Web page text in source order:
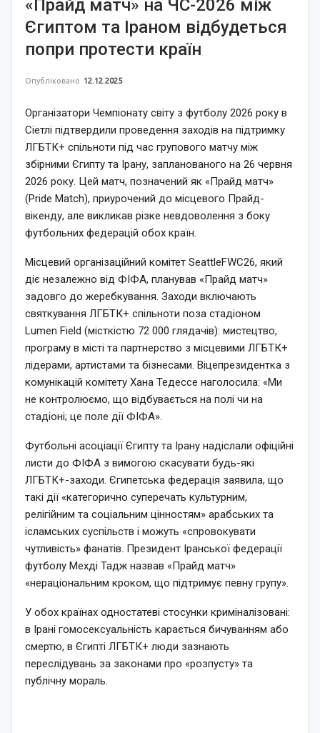
«Прайд матч» на ЧС-2026 між
Єгиптом та Іраном відбудеться
попри протести країн
Опубліковано 12.12.2025
Організатори Чемпіонату світу з футболу 2026 року в
Сіетлі підтвердили проведення заходів на підтримку
ЛГБТК+ спільноти під час групового матчу між
збірними Єгипту та Ірану, запланованого на 26 червня
2026 року. Цей матч, позначений як «Прайд матч»
(Pride Match), приурочений до місцевого Прайд-
вікенду, але викликав різке невдоволення з боку
футбольних федерацій обох країн.
Місцевий організаційний комітет SeattleFWC26, який
діє незалежно від ФІФА, планував «Прайд матч»
задовго до жеребкування. Заходи включають
святкування ЛГБТК+ спільноти поза стадіоном
Lumen Field (місткістю 72 000 глядачів): мистецтво,
програму в місті та партнерство з місцевими ЛГБТК+
лідерами, артистами та бізнесами. Віцепрезидентка з
комунікацій комітету Хана Тедессе наголосила: «Ми
не контролюємо, що відбувається на полі чи на
стадіоні; це поле дії ФІФА».
Футбольні асоціації Єгипту та Ірану надіслали офіційні
листи до ФІФА з вимогою скасувати будь-які
ЛГБТК+-заходи. Єгипетська федерація заявила, що
такі дії «категорично суперечать культурним,
релігійним та соціальним цінностям» арабських та
ісламських суспільств і можуть «спровокувати
чутливість» фанатів. Президент Іранської федерації
футболу Мехді Тадж назвав «Прайд матч»
«нераціональним кроком, що підтримує певну групу».
У обох країнах одностатеві стосунки криміналізовані:
в Ірані гомосексуальність карається бичуванням або
смертю, в Єгипті ЛГБТК+ люди зазнають
переслідувань за законами про «розпусту» та
публічну мораль.